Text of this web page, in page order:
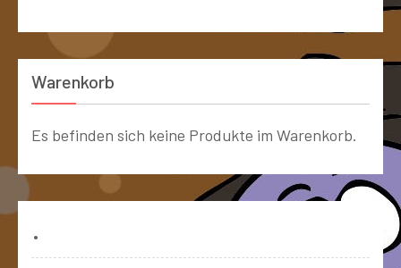
Warenkorb
Es befinden sich keine Produkte im Warenkorb.